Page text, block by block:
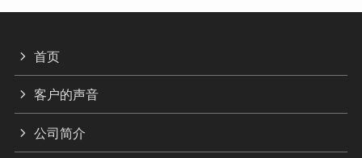
首页
客户的声音
公司简介